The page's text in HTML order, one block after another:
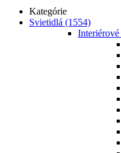
Kategórie
Svietidlá (1554)
Interiérové